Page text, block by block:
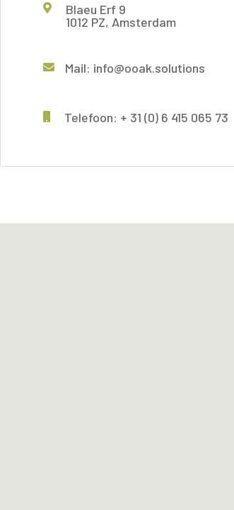
Blaeu Erf 9
1012 PZ, Amsterdam
Mail: info@ooak.solutions
Telefoon: + 31 (0) 6 415 065 73